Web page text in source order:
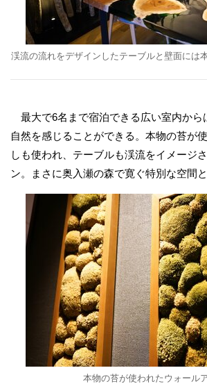
渓流の流れをデザインしたテーブルと壁面には
最大で6名まで宿泊できる広い室内から
自然を感じることができる。本物の苔が
しも使われ、テーブルも渓流をイメージ
ン。まさに奥入瀬の森で寛ぐ特別な空間
本物の苔が使われたウォール